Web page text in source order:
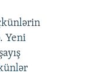
360p
480p
720p
Yeni